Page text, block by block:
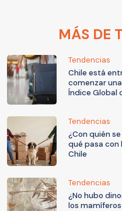
MÁS DE
Tendencias
Chile está
comenzar
Índice Global
Tendencias
¿Con quién
qué pasa con
Chile
Tendencias
¿No hubo
los mamíferos